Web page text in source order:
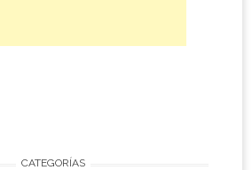
CATEGORÍAS